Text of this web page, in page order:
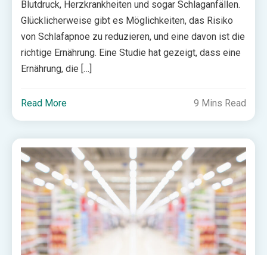
Blutdruck, Herzkrankheiten und sogar Schlaganfällen.
Glücklicherweise gibt es Möglichkeiten, das Risiko
von Schlafapnoe zu reduzieren, und eine davon ist die
richtige Ernährung. Eine Studie hat gezeigt, dass eine
Ernährung, die […]
Read More 9 Mins Read